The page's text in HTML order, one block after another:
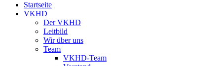
Startseite
VKHD
Der VKHD
Leitbild
Wir über uns
Team
VKHD-Team